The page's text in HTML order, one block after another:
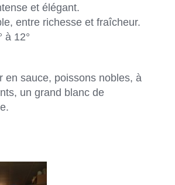
et élégant.
entre richesse et fraîcheur.
à 12°
en sauce, poissons nobles, à
un grand blanc de